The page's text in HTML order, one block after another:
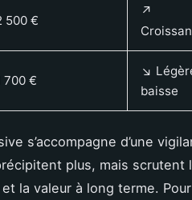
500 €
↗️
700 €
↘️
baisse
s’accompagne d’une
plus, mais scrutent
et la valeur à long terme.